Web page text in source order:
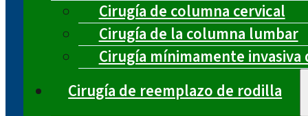
Cirugía de columna cervical
Cirugía de la columna lumbar
Cirugía mínimamente
Cirugía de reemplazo de rodilla